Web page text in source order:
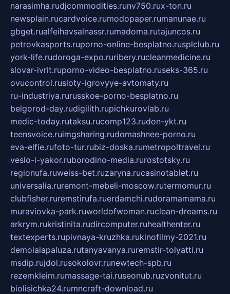
narasimha.rudjcommodities.runv750.rux-ton.ru
newsplain.rucardvoice.rumodopaper.rumanunae.ru
gbget.rualfeihavsalnassr.rumadoma.rutajuncos.ru
petrovkasports.ruporno-online-besplatno.rusplclub.ru
york-life.rudoroga-expo.ruribery.rucleanmedicine.ru
slovar-ivrit.ruporno-video-besplatno.ruseks-365.ru
ovucontrol.rusloty-igrovyye-avtomaty.ru
ru-industriya.rurusskoe-porno-besplatno.ru
belgorod-day.rudigilith.rupichkurovlab.ru
medic-today.rutaksu.rucomp123.rudon-ykt.ru
teensvoice.ruimgsharing.rudomashnee-porno.ru
eva-elfie.rufoto-tur.rubiz-doska.rumetropoltravel.ru
veslo-i-yakor.ruborodino-media.rurostotsky.ru
regionufa.ruweiss-bet.ruzaryna.rucasinotablet.ru
universalia.ruremont-mebeli-moscow.rutermomur.ru
clubfisher.ruremstirufa.ruerdamchi.rudoramamama.ru
muraviovka-park.ruworldofwoman.ruclean-dreams.ru
arkrym.rukristinita.rudircomputer.ruhealthenter.ru
textexperts.rupivnaya-kruzhka.rukinofilmy-2021.ru
demolalapaluza.rutanyavanya.ruremstir-tolyatti.ru
msdip.rujdol.rusokolovr.runewtech-spb.ru
rezemkleim.rumassage-tai.ruseonub.ruzvonitut.ru
biolisichka24.rumncraft-download.ru